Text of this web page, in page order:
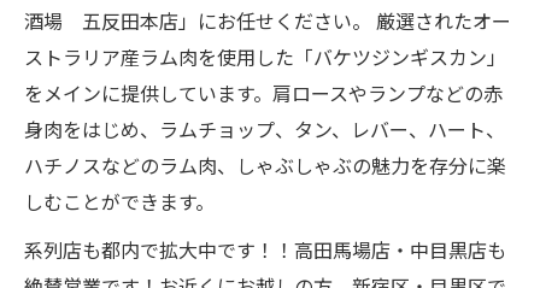
酒場 五反田本店」にお任せください。 厳選されたオー
ストラリア産ラム肉を使用した「バケツジンギスカン」
をメインに提供しています。肩ロースやランプなどの赤
身肉をはじめ、ラムチョップ、タン、レバー、ハート、
ハチノスなどのラム肉、しゃぶしゃぶの魅力を存分に楽
しむことができます。
系列店も都内で拡大中です！！高田馬場店・中目黒店も